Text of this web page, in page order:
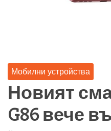
Мобилни устройства
Новият
G86 вече